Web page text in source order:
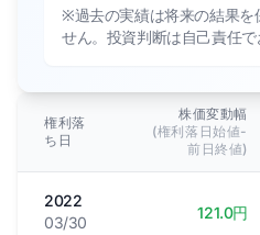
※過去の実績は将来の結果を
せん。投資判断は自己責任で
権利落
ち日
株価変動幅
(権利落日始値-
前日終値)
2022
03/30
121.0円